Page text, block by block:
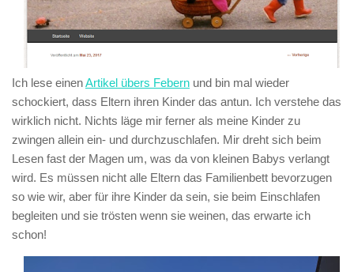
Ich lese einenArtikel übers Febern und bin mal wieder
schockiert, dass Eltern ihren Kinder das antun. Ich verstehe das
wirklich nicht. Nichts läge mir ferner als meine Kinder zu
zwingen allein ein- und durchzuschlafen. Mir dreht sich beim
Lesen fast der Magen um, was da von kleinen Babys verlangt
wird. Es müssen nicht alle Eltern das Familienbett bevorzugen
so wie wir, aber für ihre Kinder da sein, sie beim Einschlafen
begleiten und sie trösten wenn sie weinen, das erwarte ich
schon!